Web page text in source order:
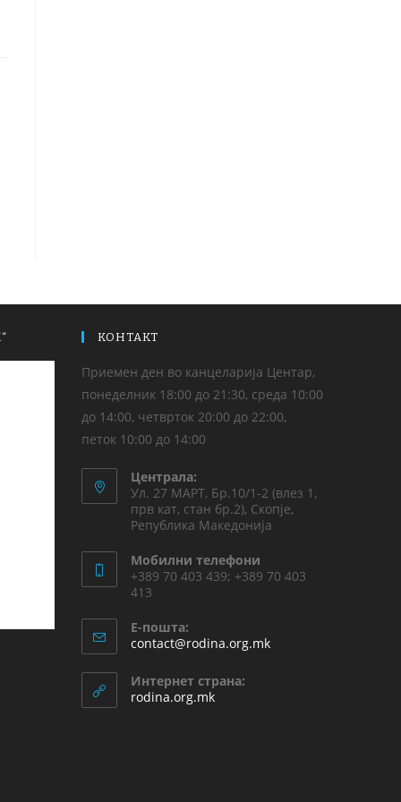
КОНТАКТ
Приемен ден во канцеларија Центар,
понеделник 18:00 до 21:30, среда 10:00
до 14:00, четврток 20:00 до 22:00,
петок 10:00 до 14:00
Централа:
Ул. 27 МАРТ, Бр.10/1-2 (влез 1,
прв кат, стан бр.2), Скопје,
Република Македонија
Мобилни телефони
+389 70 403 439; +389 70 403
413
Е-пошта:
contact@rodina.org.mk
Интернет страна:
rodina.org.mk